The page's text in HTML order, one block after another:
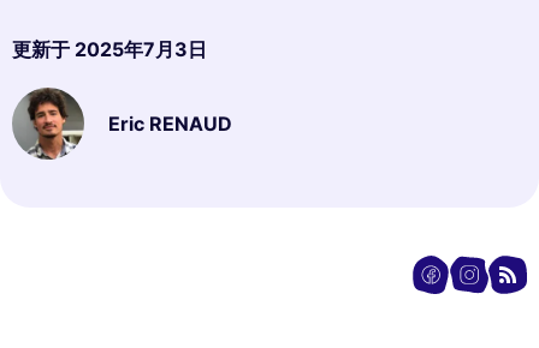
更新于 2025年7月3日
Eric RENAUD